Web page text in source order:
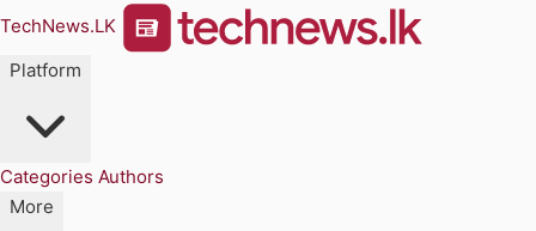
TechNews.LK
Platform
Categories Authors
More